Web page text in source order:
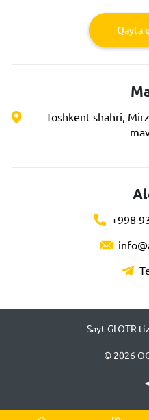
Qayta
Toshkent shahri,
+998
Sayt GLOTR
© 2026